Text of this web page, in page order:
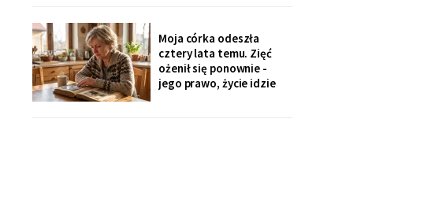
podnosząc głowy znad
talerza: „bo widziałam,
jak babcia trzy lata
zajmowała się dziadkiem.
Też chcę tak
Moja córka odeszła
cztery lata temu. Zięć
ożenił się ponownie -
jego prawo, życie idzie